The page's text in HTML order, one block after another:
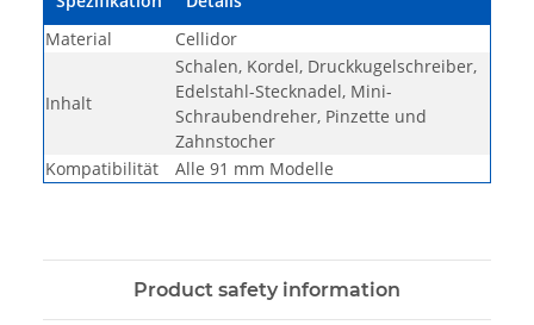
Material
Cellidor
Inhalt
Schalen, Kordel, Druckkugelschreiber,
Edelstahl-Stecknadel, Mini-
Schraubendreher, Pinzette und
Zahnstocher
Kompatibilität
Alle 91 mm Modelle
Product safety information